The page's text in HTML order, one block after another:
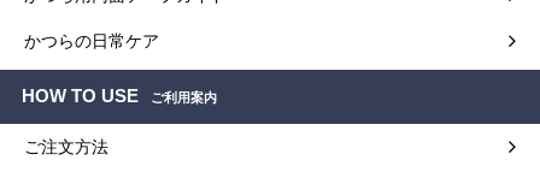
かつらの日常ケア
HOW TO USE ご利用案内
ご注文方法